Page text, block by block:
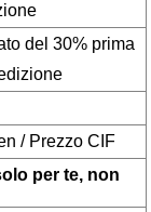
del 30% prima
/ Prezzo CIF
per te, non